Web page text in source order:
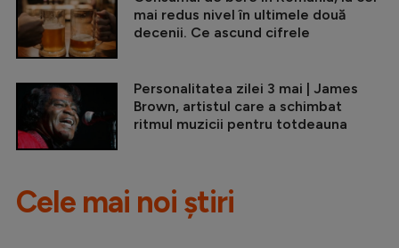
mai redus nivel în ultimele două
decenii. Ce ascund cifrele
Personalitatea zilei 3 mai | James
Brown, artistul care a schimbat
ritmul muzicii pentru totdeauna
Cele mai noi știri